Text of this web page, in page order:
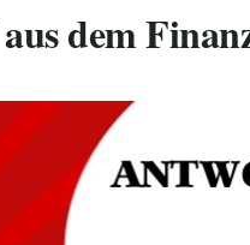
dem